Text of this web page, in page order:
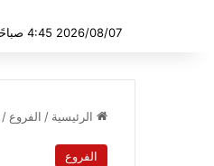
2026/08/07 4:45 صباحًا
الرئيسية / الفروع /
الفروع